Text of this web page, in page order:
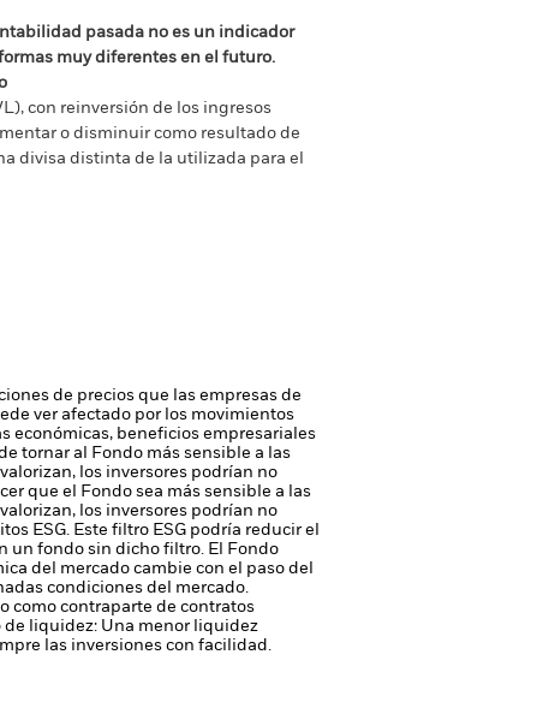
pasada no es un indicador
muy diferentes en el futuro.
con reinversión de los ingresos
o disminuir como resultado de
divisa distinta de la utilizada para el
de precios que las empresas de
ver afectado por los movimientos
económicas, beneficios empresariales
tornar al Fondo más sensible a las
los inversores podrían no
que el Fondo sea más sensible a las
los inversores podrían no
ESG. Este filtro ESG podría reducir el
un fondo sin dicho filtro. El Fondo
del mercado cambie con el paso del
condiciones del mercado.
como contraparte de contratos
de liquidez: Una menor liquidez
las inversiones con facilidad.